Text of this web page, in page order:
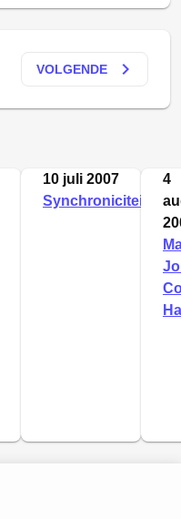
VOLGENDE keyboard_arrow_right
10 juli 2007
Synchroniciteit
4